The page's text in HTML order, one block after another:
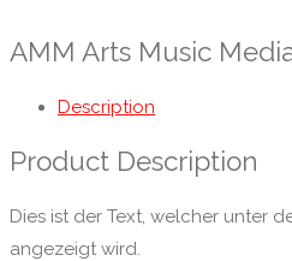
AMM Arts Music
Description
Product Description
Dies ist der Text, welcher unter
angezeigt wird.